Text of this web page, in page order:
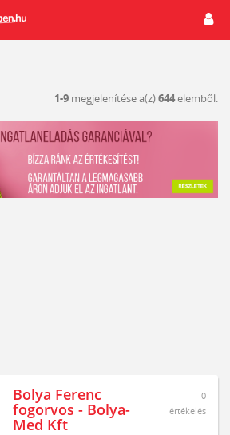
1-9 megjelenítése a(z)644elemből.
Bolya Ferenc
fogorvos - Bolya-
Med Kft
0
értékelés